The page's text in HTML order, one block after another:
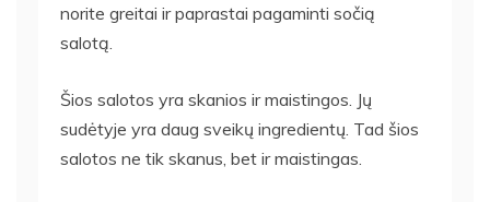
norite greitai ir paprastai pagaminti sočią
salotą.
Šios salotos yra skanios ir maistingos. Jų
sudėtyje yra daug sveikų ingredientų. Tad šios
salotos ne tik skanus, bet ir maistingas.